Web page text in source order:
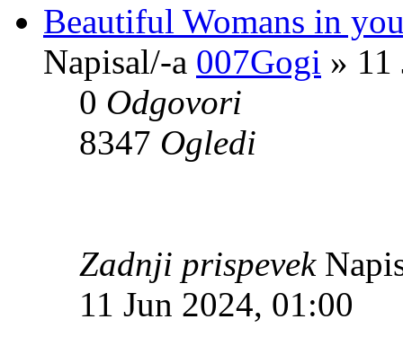
Beautiful Womans in
Napisal/-a 007Gogi » 11
0 Odgovori
8347 Ogledi
Zadnji prispevek
11 Jun 2024, 01:00